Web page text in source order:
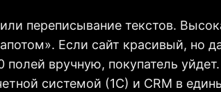
переписывание текстов.
Если сайт красивый, но
полей вручную, покупатель
системой (1С) и CRM в